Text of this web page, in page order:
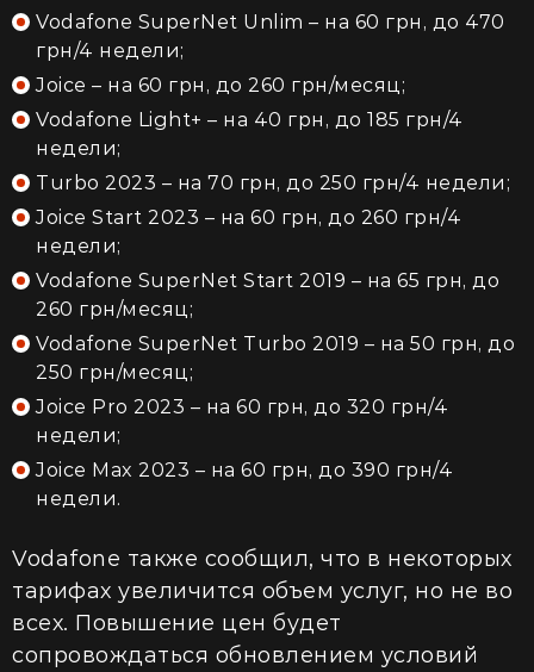
Vodafone SuperNet Unlim – на 60 грн, до 470
грн/4 недели;
Joice – на 60 грн, до 260 грн/месяц;
Vodafone Light+ – на 40 грн, до 185 грн/4
недели;
Turbo 2023 – на 70 грн, до 250 грн/4 недели;
Joice Start 2023 – на 60 грн, до 260 грн/4
недели;
Vodafone SuperNet Start 2019 – на 65 грн, до
260 грн/месяц;
Vodafone SuperNet Turbo 2019 – на 50 грн, до
250 грн/месяц;
Joice Pro 2023 – на 60 грн, до 320 грн/4
недели;
Joice Max 2023 – на 60 грн, до 390 грн/4
недели.
Vodafone также сообщил, что в некоторых
тарифах увеличится объем услуг, но не во
всех. Повышение цен будет
сопровождаться обновлением условий